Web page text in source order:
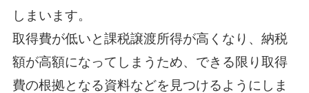
しまいます。
取得費が低いと課税譲渡所得が高くなり、納税
額が高額になってしまうため、できる限り取得
費の根拠となる資料などを見つけるようにしま